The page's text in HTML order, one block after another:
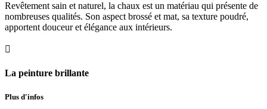
Revêtement sain et naturel, la chaux est un matériau qui présente de
nombreuses qualités. Son aspect brossé et mat, sa texture poudré,
apportent douceur et élégance aux intérieurs.

La peinture brillante
Plus d'infos